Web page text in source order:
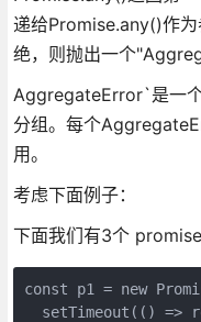
递给Promise.any()作
绝，则抛出一个
AggregateError`是一
分组。每个
用。
考虑下面例子：
下面我们有3个 promise
const p1 = new
setTimeout(() =>